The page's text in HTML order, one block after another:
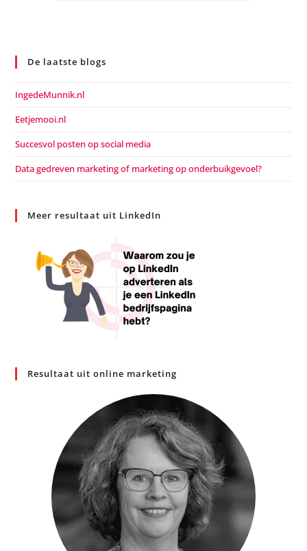
De laatste blogs
IngedeMunnik.nl
Eetjemooi.nl
Succesvol posten op social media
Data gedreven marketing of marketing op onderbuikgevoel?
Meer resultaat uit LinkedIn
Resultaat uit online marketing